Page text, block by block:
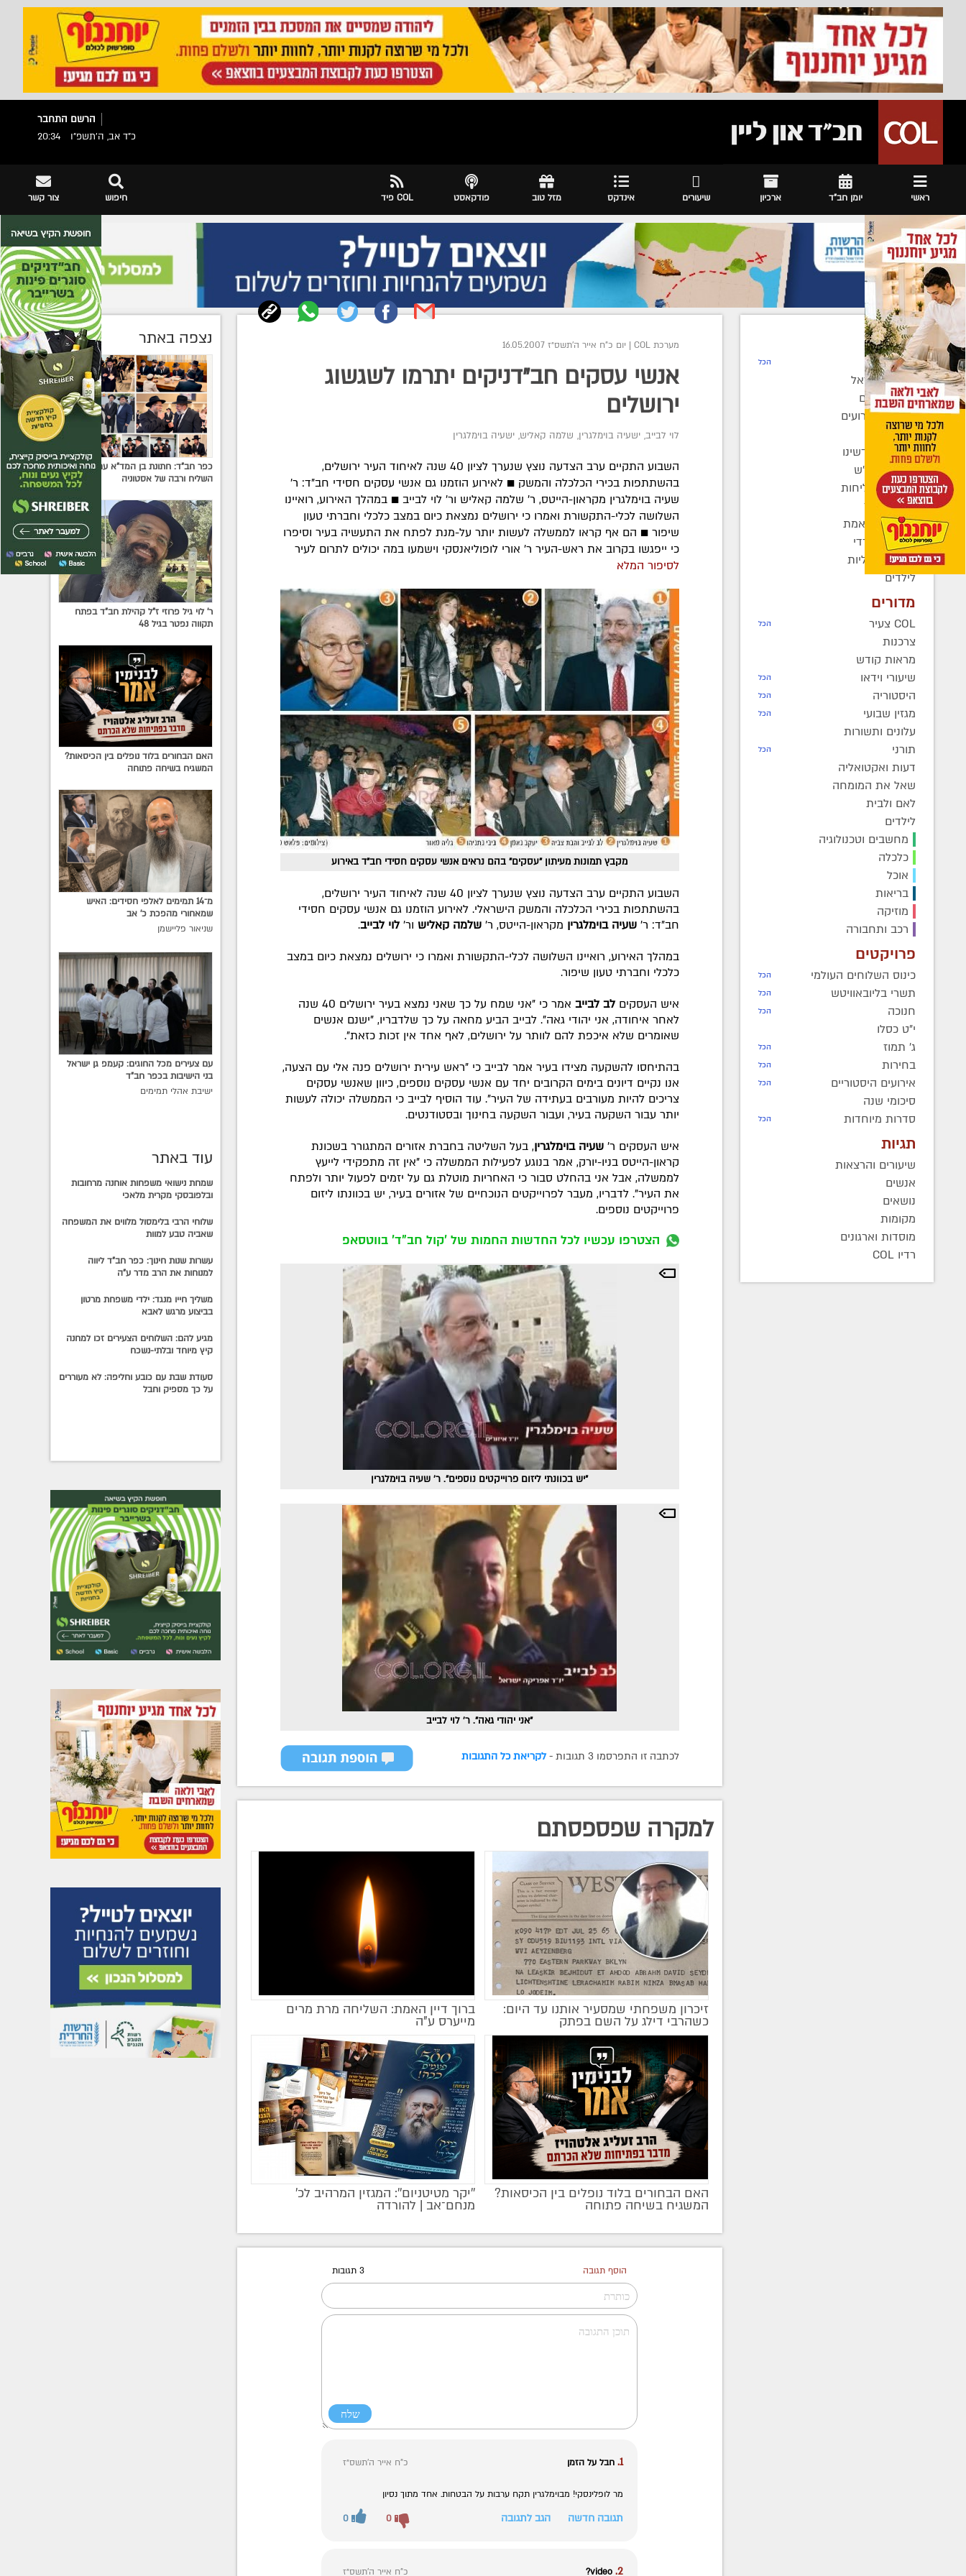
הרשם התחבר
כ"ד אב, ה׳תשפ״ו
20:34
ראשי יומן חב"ד ארכיון שיעורים אינדקס מזל טוב פודקאסט COL פיד צור קשר חיפוש
חדשות
רדיו COL הכל
חב"ד בישראל
חב"ד בעולם
כינוסים ואירועים
קהילות
בחצרות קדשינו
שמחות אנ"ש
יוצאים לשליחות
נשות חב"ד
ברוך דיין האמת
בעולם החרדי
חדשות כלליות
לילדים
מדורים
COL צעיר הכל
צרכנות
מראות קודש
שיעורי וידאו
הכל
היסטוריה הכל
מגזין שבועי הכל
עלונים ותשורות
תורני
הכל
דעות ואקטואליה
שאל את המומחה
לאם ולבית
לילדים
מחשבים וטכנולוגיה
כלכלה
אוכל
בריאות
מוזיקה
רכב ותחבורה
פרויקטים
כינוס השלוחים העולמי הכל
תשרי בליובאוויטש הכל
חנוכה הכל
י"ט כסלו
ג' תמוז
הכל
בחירות הכל
אירועים היסטוריים הכל
סיכומי שנה
סדרות מיוחדות
הכל
תגיות
שיעורים והרצאות
אנשים
נושאים
מקומות
מוסדות וארגונים
רדיו COL
מערכת COL | יום כ"ח אייר ה׳תשס״ז 16.05.2007
אנשי עסקים חב"דניקים יתרמו לשגשוג
ירושלים
לוי לבייב, ישעיה בוימלגרין, שלמה קאליש, ישעיה בוימלגרין
השבוע התקיים ערב הצדעה נוצץ שנערך לציון 40 שנה לאיחוד העיר ירושלים,
בהשתתפות בכירי הכלכלה והמשק ■ לאירוע הוזמנו גם אנשי עסקים חסידי חב"ד: ר'
שעיה בוימלגרין מקראון-הייטס, ר' שלמה קאליש ור' לוי לבייב ■ במהלך האירוע, רואיינו
השלושה לכלי-התקשורת ואמרו כי ירושלים נמצאת כיום במצב כלכלי וחברתי טעון
שיפור ■ הם אף קראו לממשלה לעשות יותר על-מנת לפתח את התעשיה בעיר וסיפרו
כי ייפגשו בקרוב את ראש-העיר ר' אורי לופוליאנסקי וישמעו במה יכולים לתרום לעיר
לסיפור המלא
מקבץ תמונות מעיתון "עסקים" בהם נראים אנשי עסקים חסידי חב"ד באירוע
השבוע התקיים ערב הצדעה נוצץ שנערך לציון 40 שנה לאיחוד העיר ירושלים,
בהשתתפות בכירי הכלכלה והמשק הישראלי. לאירוע הוזמנו גם אנשי עסקים חסידי
חב"ד: ר'שעיה בוימלגרין מקראון-הייטס, ר'שלמה קאליש ור'לוי לבייב.
במהלך האירוע, רואיינו השלושה לכלי-התקשורת ואמרו כי ירושלים נמצאת כיום במצב
כלכלי וחברתי טעון שיפור.
איש העסקיםלב לבייב
אמר כי "אני שמח על כך שאני נמצא בעיר ירושלים 40 שנה
לאחר איחודה, אני יהודי גאה". לבייב הביע מחאה על כך שלדבריו, "ישנם אנשים
שאומרים שלא איכפת להם לוותר על ירושלים, לאף אחד אין זכות כזאת".
בהתיחסו להשקעה מצידו בעיר אמר לבייב כי "ראש עירית ירושלים פנה אלי עם הצעה,
אנו נקיים דיונים בימים הקרובים יחד עם אנשי עסקים נוספים, כיוון שאנשי עסקים
צריכים להיות מעורבים בעתידה של העיר". עוד הוסיף לבייב כי הממשלה יכולה לעשות
יותר עבור השקעה בעיר, ועבור השקעה בחינוך ובסטודנטים.
איש העסקים ר'שעיה בוימלגרין, בעל השליטה בחברת אזורים המתגורר בשכונת
קראון-הייטס בניו-יורק, אמר בנוגע לפעילות הממשלה כי "אין זה מתפקידי לייעץ
לממשלה, אבל אני בהחלט סבור כי האחריות מוטלת גם על יזמים לפעול יותר ולפתח
את העיר". לדבריו, מעבר לפרוייקטים הנוכחיים של אזורים בעיר, יש בכוונתו ליזום
פרוייקטים נוספים.
הצטרפו עכשיו לכל החדשות החמות של 'קול חב"ד' בווטסאפ
"יש בכוונתי ליזום פרוייקטים נוספים". ר' שעיה בוימלגרין
"אני יהודי גאה". ר' לוי לבייב
לכתבה זו התפרסמו 3 תגובות - לקריאת כל התגובות
למקרה שפספסתם
זיכרון משפחתי שמסעיר אותנו עד היום:
כשהרבי דילג על השם בפתק
ברוך דיין האמת: השליחה מרת מרים
מייערס ע"ה
מקודם
האם הבחורים בלוד נופלים בין הכיסאות?
המשגיח בשיחה פתוחה
מקודם
''יקר מטיטניום'': המגזין המרהיב לכ’
מנחם־אב | להורדה
הוסף תגובה 3 תגובות
1. חבל על הזמן כ"ח אייר ה׳תשס״ז
מר לופלינסקי! מבוימלגרין תקח ערבות על הבטחות. אחד מתוך נסיון
תגובה חדשה הגב לתגובה 0 0
2.
video? כ"ח אייר ה׳תשס״ז
נצפה באתר
כפר חב"ד: חתונת בן המד"א עם בת
השליח ורבה של אסטוניה
ר' לוי גיל פרוזי ז"ל קהילת חב"ד בפתח
תקווה נפטר בגיל 48
האם הבחורים בלוד נופלים בין הכיסאות?
המשגיח בשיחה פתוחה
מ־14 תמימים לאלפי חסידים: האיש
שמאחורי מהפכת כ׳ אב
שניאור פליישמן
עם צעירים מכל החוגים: קעמפ גן ישראל
בני הישיבות בכפר חב"ד
ישיבת אהלי תמימים
עוד באתר
שמחת נישואי משפחות אוחנה מרחובות
ובלפובסקי מקרית מלאכי
שלוחי הרבי בלימסול מלווים את המשפחה
שאביה טבע למוות
עשרות שנות חינוך: כפר חב"ד ליווה
למנוחות את הרב מדר ע"ה
משליך חייו מנגד: ילדי משפחת מרטון
בביצוע מרגש לאבא
מגיע להם: השלוחים הצעירים זכו למחנה
קיץ מיוחד ובלתי-נשכח
סעודת שבת עם כובע וחליפה: לא מעוררים
על כך מספיק וחבל